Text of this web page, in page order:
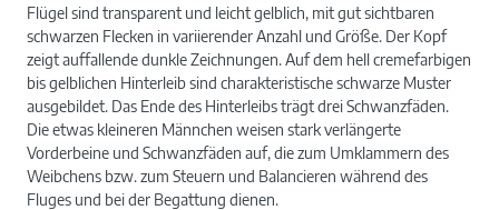
Flügel sind transparent und leicht gelblich, mit gut sichtbaren
schwarzen Flecken in variierender Anzahl und Größe. Der Kopf
zeigt auffallende dunkle Zeichnungen. Auf dem hell cremefarbigen
bis gelblichen Hinterleib sind charakteristische schwarze Muster
ausgebildet. Das Ende des Hinterleibs trägt drei Schwanzfäden.
Die etwas kleineren Männchen weisen stark verlängerte
Vorderbeine und Schwanzfäden auf, die zum Umklammern des
Weibchens bzw. zum Steuern und Balancieren während des
Fluges und bei der Begattung dienen.